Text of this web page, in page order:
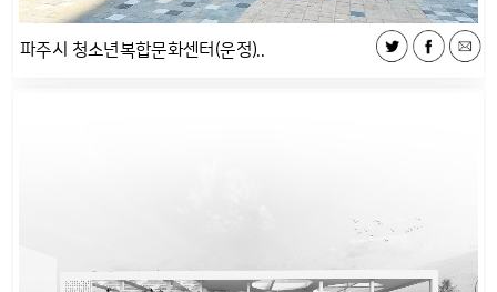
파주시 청소년복합문화센터(운정)..